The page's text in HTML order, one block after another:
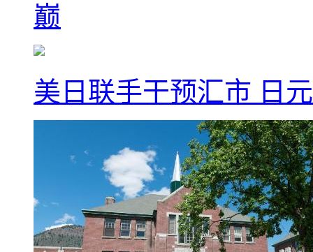
巅
美日联手干预汇市 日